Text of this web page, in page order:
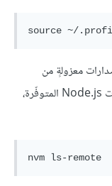
source ~/.
معزولةٍ من
Node.js. للحصول على معلومات حول إصدارات Node.js المتوفّرة،
nvm ls-remote